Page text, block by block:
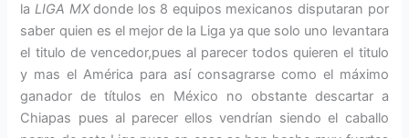
la LIGA MXdonde los 8 equipos mexicanos disputaran por
saber quien es el mejor de la Liga ya que solo uno levantara
el titulo de vencedor,pues al parecer todos quieren el titulo
y mas el América para así consagrarse como el máximo
ganador de títulos en México no obstante descartar a
Chiapas pues al parecer ellos vendrían siendo el caballo